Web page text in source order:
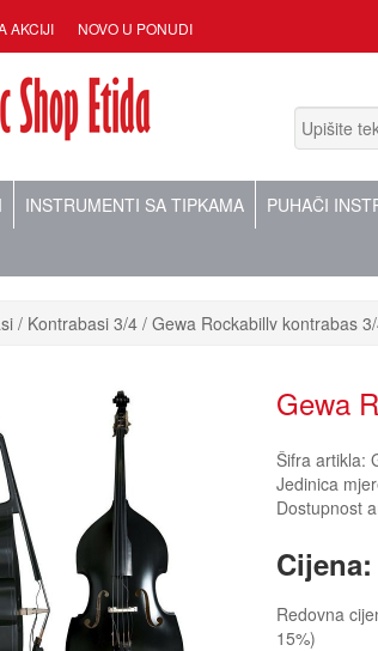
AKCIJI NOVO U PONUDI
INSTRUMENTI SA TIPKAMA PUHAČI
Kontrabasi 3/4 Gewa Rockabilly kontrabas
Gewa
Šifra artikla:
Jedinica
Dostupnost
Cijena:
Redovna
15%)